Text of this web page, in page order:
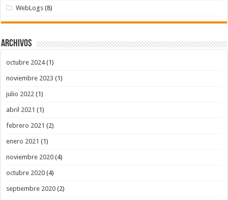
WebLogs (8)
Archivos
octubre 2024(1)
noviembre 2023 (1)
julio 2022 (1)
abril 2021 (1)
febrero 2021 (2)
enero 2021 (1)
noviembre 2020 (4)
octubre 2020 (4)
septiembre 2020 (2)